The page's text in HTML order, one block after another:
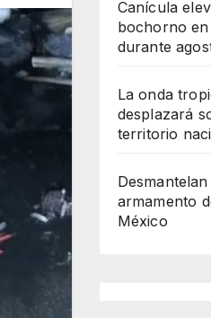
Canícula
bochorno
durante
La onda
desplazará
territorio
armamento
México